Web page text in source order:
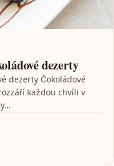
dezerty
dezerty Čokoládové
každou chvíli v